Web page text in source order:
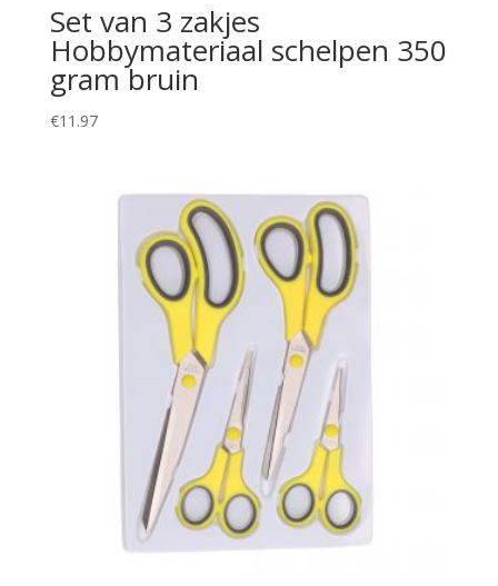
Set van 3 zakjes
Hobbymateriaal schelpen 350
gram bruin
€11.97